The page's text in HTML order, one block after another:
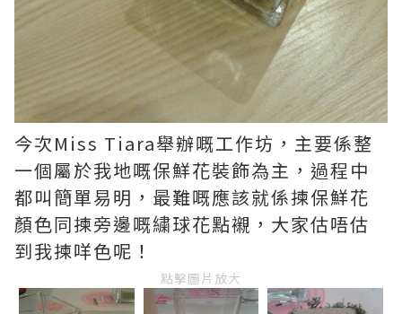
今次Miss Tiara舉辦嘅工作坊，主要係整
一個屬於我地嘅保鮮花裝飾為主，過程中
都叫簡單易明，最難嘅應該就係揀保鮮花
顏色同揀旁邊嘅繍球花點襯，大家估唔估
到我揀咩色呢！
點擊圖片放大